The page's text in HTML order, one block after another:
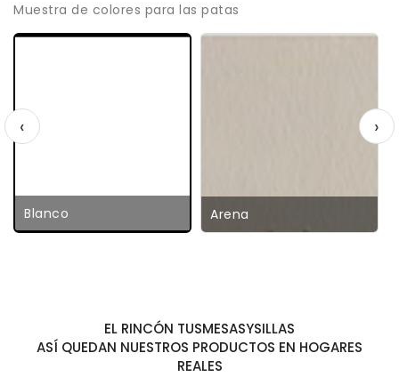
Muestra de colores para las patas
Blanco Arena
‹ ›
EL RINCÓN TUSMESASYSILLAS
ASÍ QUEDAN NUESTROS PRODUCTOS EN HOGARES
REALES